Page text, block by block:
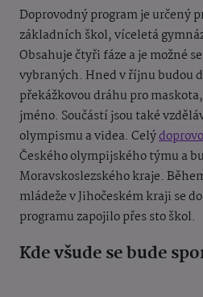
Doprovodný program je určený
základních škol, víceletá
Obsahuje čtyři fáze a je možné
vybraných. Hned v říjnu budou
překážkovou dráhu pro
jméno. Součástí jsou také
olympismu a videa. Celý
Českého olympijského týmu a
Moravskoslezského kraje.
mládeže v Jihočeském kraji se
programu zapojilo přes sto škol.
Kde všude se